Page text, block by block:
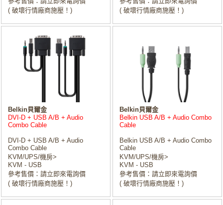
( 破壞行情廠商施壓！)
( 破壞行情廠商施壓！)
Belkin貝爾金
DVI-D + USB A/B + Audio
Combo Cable
DVI-D + USB A/B + Audio
Combo Cable
KVM/UPS/機房>
KVM - USB
參考售價：請立即來電詢價
( 破壞行情廠商施壓！)
Belkin貝爾金
Belkin USB A/B + Audio Combo
Cable
Belkin USB A/B + Audio Combo
Cable
KVM/UPS/機房>
KVM - USB
參考售價：請立即來電詢價
( 破壞行情廠商施壓！)